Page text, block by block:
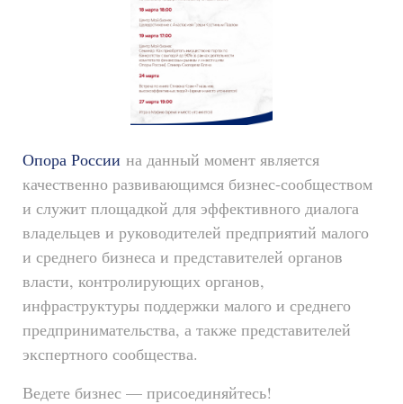
Опора России на данный момент является
качественно развивающимся бизнес-сообществом
и служит площадкой для эффективного диалога
владельцев и руководителей предприятий малого
и среднего бизнеса и представителей органов
власти, контролирующих органов,
инфраструктуры поддержки малого и среднего
предпринимательства, а также представителей
экспертного сообщества.
Ведете бизнес — присоединяйтесь!